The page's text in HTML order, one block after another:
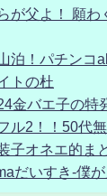
が父よ！ 願わ
泊！パチンコ
トの杜
金バエ子の特
ル2！！50代
子オネエ的ま
だいすき-僕